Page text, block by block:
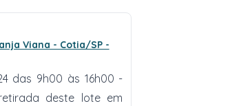
Viana - Cotia/SP -
das 9h00 às 16h00 -
deste lote em